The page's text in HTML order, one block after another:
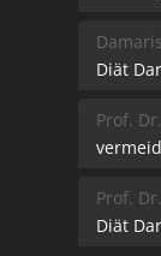
Diät
Prof.
Prof.
Diät